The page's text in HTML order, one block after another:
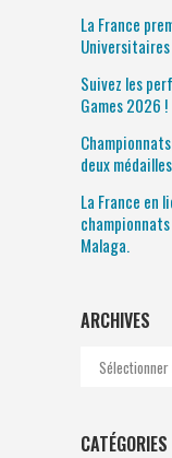
La France
Suivez les
Games 2026 !
deux
La France en
Malaga.
ARCHIVES
Archives
CATÉGORIES